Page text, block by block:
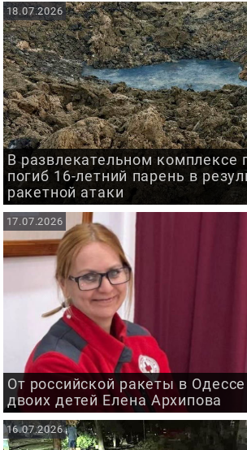
В развлекательном комплексе
погиб 16-летний парень в
ракетной атаки
18.07.2026
От российской ракеты в
двоих детей Елена Архипова
17.07.2026
16.07.2026